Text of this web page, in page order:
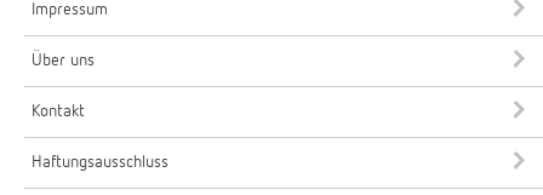
Impressum
Über uns
Kontakt
Haftungsausschluss